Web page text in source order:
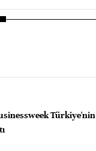
Türkiye'nin